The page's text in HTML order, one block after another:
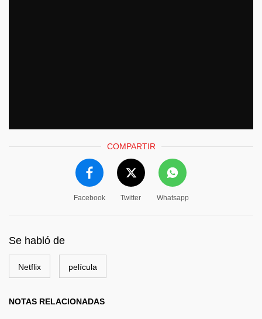
COMPARTIR
Facebook Twitter Whatsapp
Se habló de
Netflix película
NOTAS RELACIONADAS